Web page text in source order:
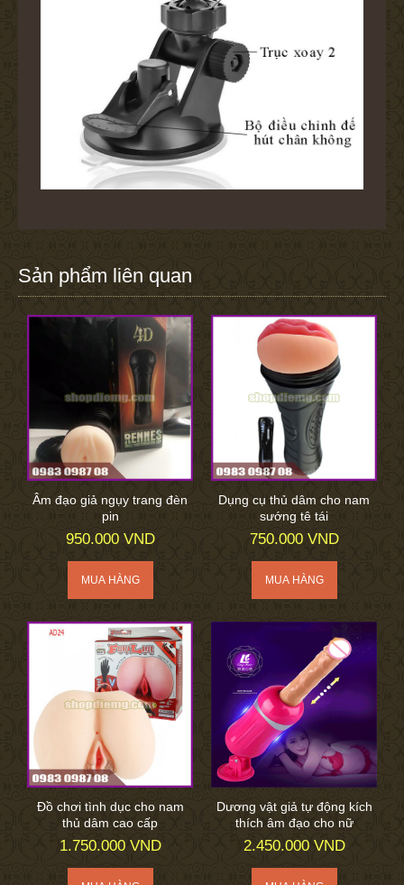
Sản phẩm liên quan
Âm đạo giả ngụy trang đèn
pin
950.000 VND
Dụng cụ thủ dâm cho nam
sướng tê tái
750.000 VND
Đồ chơi tình dục cho nam
thủ dâm cao cấp
1.750.000 VND
Dương vật giả tự động kích
thích âm đạo cho nữ
2.450.000 VND